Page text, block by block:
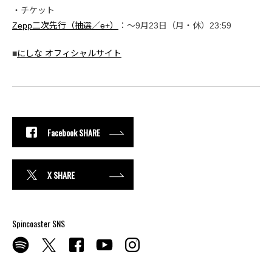
・チケット
Zepp二次先行（抽選／e+）
：〜9月23日（月・休）23:59
■にしな オフィシャルサイト
Facebook SHARE
X SHARE
Spincoaster SNS